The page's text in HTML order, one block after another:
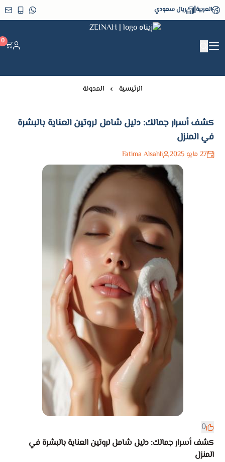
العربية| ريال سعودي
زيناه ZEINAH
0
الرئيسية المدونة
كشف أسرار جمالك: دليل شامل لروتين العناية بالبشرة
في المنزل
27 مايو 2025 Fatima Alsahli
0
كشف أسرار جمالك: دليل شامل لروتين العناية بالبشرة في
المنزل